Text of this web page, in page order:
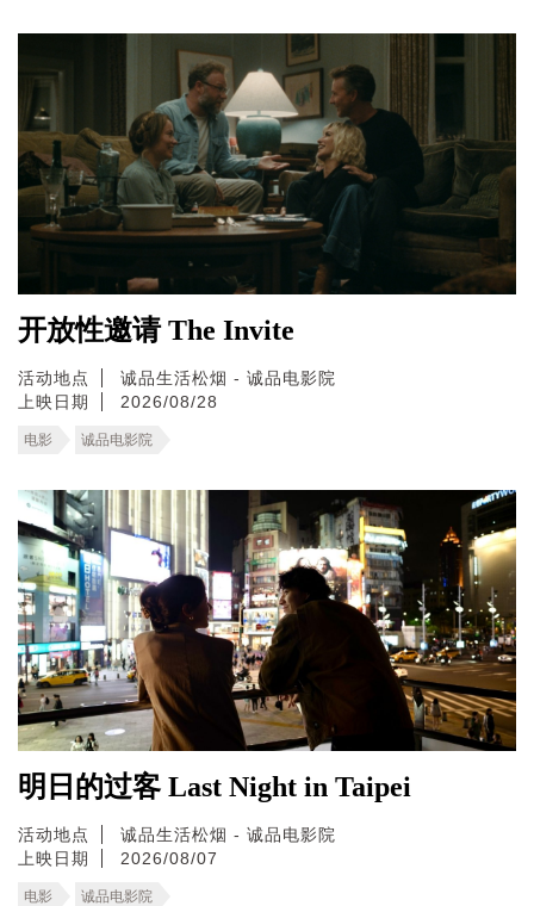
开放性邀请 The Invite
活动地点
诚品生活松烟 - 诚品电影院
上映日期
2026/08/28
电影 诚品电影院
明日的过客 Last Night in Taipei
活动地点
诚品生活松烟 - 诚品电影院
上映日期
2026/08/07
电影 诚品电影院